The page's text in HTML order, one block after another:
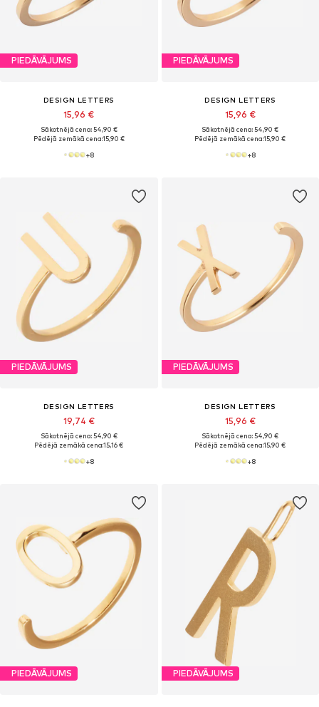
PIEDĀVĀJUMS
DESIGN LETTERS
15,96 €
Sākotnējā cena: 54,90 €
Pēdējā zemākā cena:15,90 €
+8
PIEDĀVĀJUMS
DESIGN LETTERS
15,96 €
Sākotnējā cena: 54,90 €
Pēdējā zemākā cena:15,90 €
+8
PIEDĀVĀJUMS
DESIGN LETTERS
19,74 €
Sākotnējā cena: 54,90 €
Pēdējā zemākā cena:15,16 €
+8
PIEDĀVĀJUMS
DESIGN LETTERS
15,96 €
Sākotnējā cena: 54,90 €
Pēdējā zemākā cena:15,90 €
+8
PIEDĀVĀJUMS PIEDĀVĀJUMS